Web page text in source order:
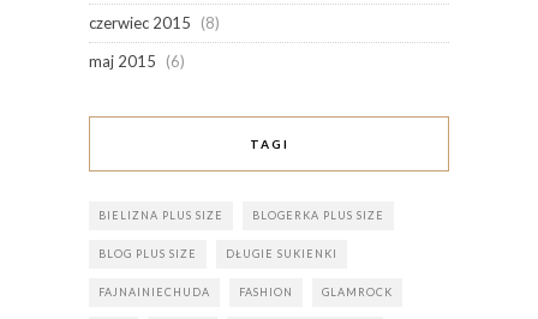
czerwiec 2015
(8)
maj 2015
(6)
TAGI
BIELIZNA PLUS SIZE BLOGERKA PLUS SIZE
BLOG PLUS SIZE DŁUGIE SUKIENKI
FAJNAINIECHUDA FASHION GLAMROCK